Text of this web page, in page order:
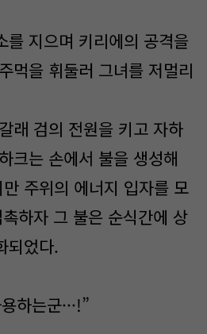
를 지으며 키리에의 공격을
먹을 휘둘러 그녀를 저멀리
래 검의 전원을 키고 자하
크는 손에서 불을 생성해
주위의 에너지 입자를 모
하자 그 불은 순식간에 상
되었다.
하는군···!”